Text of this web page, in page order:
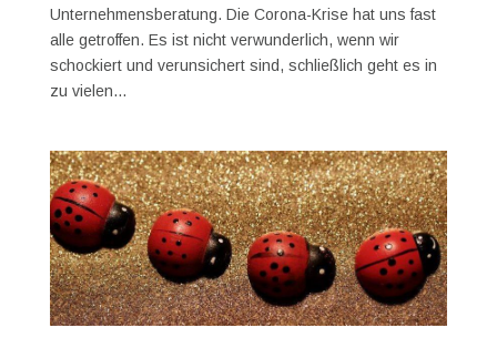
Unternehmensberatung. Die Corona-Krise hat uns fast
alle getroffen. Es ist nicht verwunderlich, wenn wir
schockiert und verunsichert sind, schließlich geht es in
zu vielen...